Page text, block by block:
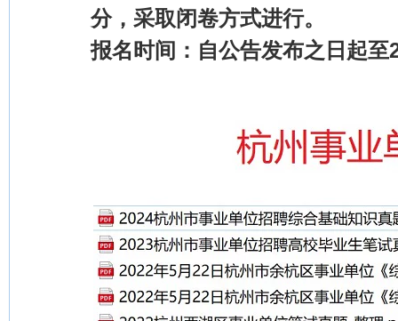
分，采取闭卷方式进行。
报名时间：自公告发布之日起至